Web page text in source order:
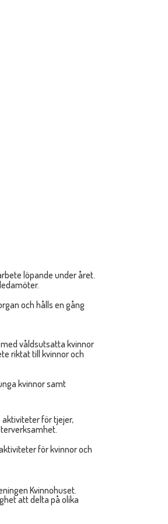
löpande under året.
och hålls en gång
våldsutsatta kvinnor
riktat till kvinnor och
kvinnor samt
aktiviteter för tjejer,
för kvinnor och
Kvinnohuset.
att delta på olika